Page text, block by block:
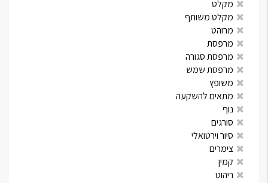
מקלט
מקלט משותף
מרוהט
מרפסת
מרפסת סגורה
מרפסת שמש
משופץ
מתאים להשקעה
נוף
סורגים
סיור וירטואלי
צימרים
קמין
ריהוט